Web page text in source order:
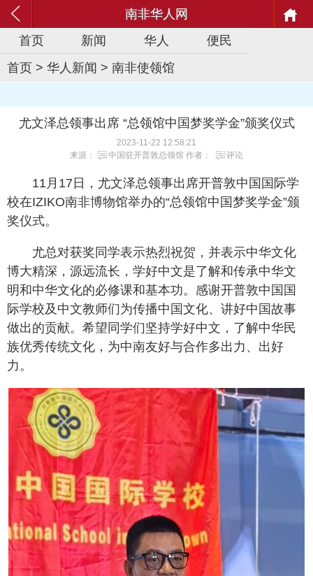
南非华人网
首页
新闻 华人
便民
首页 > 华人新闻 > 南非使领馆
尤文泽总领事出席 “总领馆中国梦奖学金”颁奖仪式
2023-11-22 12:58:21
来源：
中国驻开普敦总领馆 作者： 评论
11月17日，尤文泽总领事出席开普敦中国国际学
校在IZIKO南非博物馆举办的“总领馆中国梦奖学金”颁
奖仪式。
尤总对获奖同学表示热烈祝贺，并表示中华文化
博大精深，源远流长，学好中文是了解和传承中华文
明和中华文化的必修课和基本功。感谢开普敦中国国
际学校及中文教师们为传播中国文化、讲好中国故事
做出的贡献。希望同学们坚持学好中文，了解中华民
族优秀传统文化，为中南友好与合作多出力、出好
力。